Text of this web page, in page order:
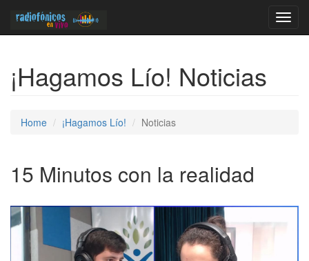
¡Hagamos Lío! Noticias
Home ¡Hagamos Lío! Noticias
15 Minutos con la realidad